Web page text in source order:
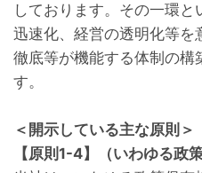
しております。その一環
迅速化、経営の透明化等
徹底等が機能する体制の構
す。
＜開示している主な原則＞
【原則1-4】（いわゆる政